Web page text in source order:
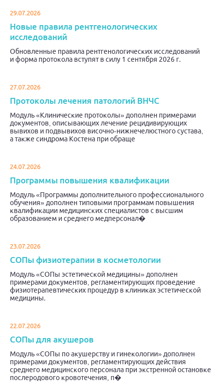
29.07.2026
Новые правила рентгенологических
исследований
Обновленные правила рентгенологических исследований
и форма протокола вступят в силу 1 сентября 2026 г.
27.07.2026
Протоколы лечения патологий ВНЧС
Модуль «Клинические протоколы» дополнен примерами
документов, описывающих лечение рецидивирующих
вывихов и подвывихов височно-нижнечелюстного сустава,
а также синдрома Костена при обраще
24.07.2026
Программы повышения квалификации
Модуль «Программы дополнительного профессионального
обучения» дополнен типовыми программам повышения
квалификации медицинских специалистов с высшим
образованием и среднего медперсонал�
23.07.2026
СОПы физиотерапии в косметологии
Модуль «СОПы эстетической медицины» дополнен
примерами документов, регламентирующих проведение
физиотерапевтических процедур в клиниках эстетической
медицины.
22.07.2026
СОПы для акушеров
Модуль «СОПы по акушерству и гинекологии» дополнен
примерами документов, регламентирующих действия
среднего медицинского персонала при экстренной остановке
послеродового кровотечения, п�